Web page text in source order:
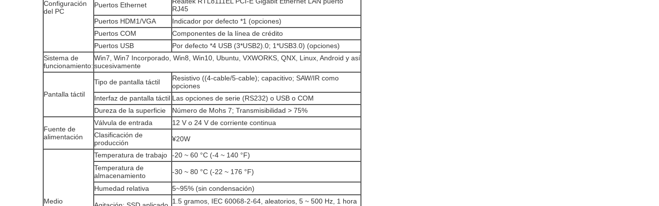
Configuración
del PC
Puertos Ethernet
RJ45
Puertos HDM1/VGA
Indicador por defecto *1 (opciones)
Puertos COM
Componentes de la línea de crédito
Puertos USB
Por defecto *4 USB (3*USB2).0; 1*USB3.0) (opciones)
Sistema de
funcionamiento:
Win7, Win7 Incorporado, Win8, Win10, Ubuntu, VXWORKS, QNX, Linux, Android y así
sucesivamente
Pantalla táctil
Tipo de pantalla táctil
Resistivo ((4-cable/5-cable); capacitivo; SAW/IR como
opciones
Interfaz de pantalla táctil Las opciones de serie (RS232) o USB o COM
Dureza de la superficie
Número de Mohs 7; Transmisibilidad > 75%
Fuente de
alimentación
Válvula de entrada
12 V o 24 V de corriente continua
Clasificación de
producción
¥20W
Medio
Temperatura de trabajo
-20 ~ 60 °C (-4 ~ 140 °F)
Temperatura de
almacenamiento
-30 ~ 80 °C (-22 ~ 176 °F)
Humedad relativa 5~95% (sin condensación)
1.5 gramos, IEC 60068-2-64, aleatorios, 5 ~ 500 Hz, 1 hora